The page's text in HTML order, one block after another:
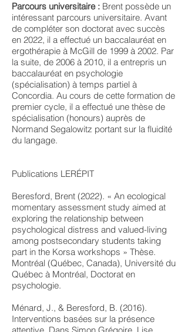
Parcours universitaire : Brent possède un
intéressant parcours universitaire. Avant
de compléter son doctorat avec succès
en 2022, il a effectué un baccalauréat en
ergothérapie à McGill de 1999 à 2002. Par
la suite, de 2006 à 2010, il a entrepris un
baccalauréat en psychologie
(spécialisation) à temps partiel à
Concordia. Au cours de cette formation de
premier cycle, il a effectué une thèse de
spécialisation (honours) auprès de
Normand Segalowitz portant sur la fluidité
du langage.
Publications LERÉPIT
Beresford, Brent (2022). « An ecological
momentary assessment study aimed at
exploring the relationship between
psychological distress and valued-living
among postsecondary students taking
part in the Korsa workshops » Thèse.
Montréal (Québec, Canada), Université du
Québec à Montréal, Doctorat en
psychologie.
Ménard, J., & Beresford, B. (2016).
Interventions basées sur la présence